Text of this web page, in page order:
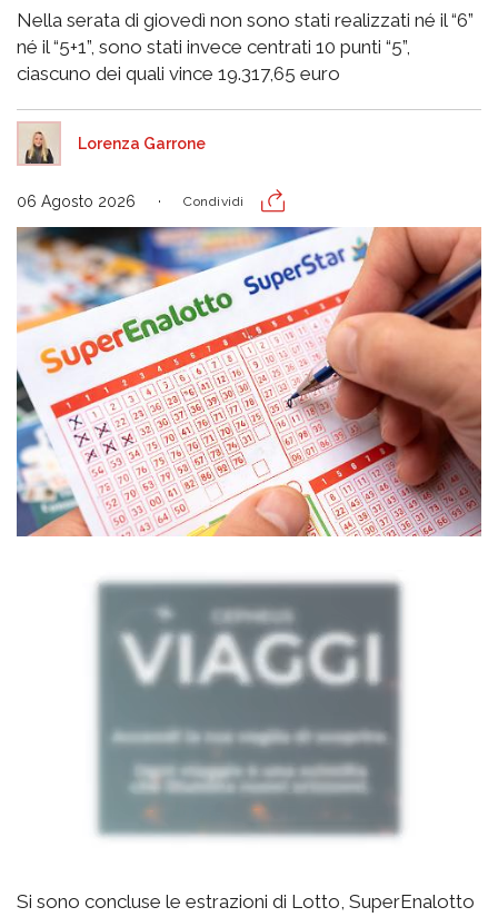
Nella serata di giovedì non sono stati realizzati né il “6”
né il “5+1”, sono stati invece centrati 10 punti “5”,
ciascuno dei quali vince 19.317,65 euro
Lorenza Garrone
06 Agosto 2026 Condividi
Si sono concluse le estrazioni di Lotto, SuperEnalotto